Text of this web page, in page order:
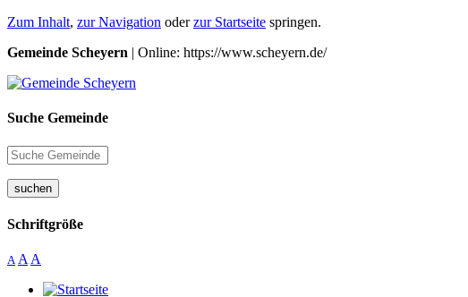
Zum Inhalt, zur Navigation oderzur Startseite springen.
Gemeinde Scheyern | Online: https://www.scheyern.de/
Suche Gemeinde
suchen
Schriftgröße
A A A